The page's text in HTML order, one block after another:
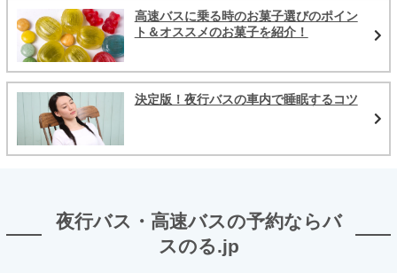
高速バスに乗る時のお菓子選びのポイン
ト＆オススメのお菓子を紹介！
決定版！夜行バスの車内で睡眠するコツ
夜行バス・高速バスの予約ならバ
スのる.jp